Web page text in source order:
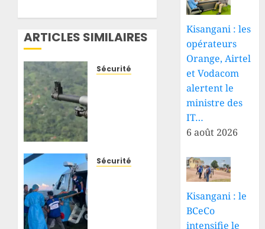
ARTICLES SIMILAIRES
Sécurité
aux
Sécurité
Kisangani : les
opérateurs
Orange, Airtel
et Vodacom
alertent le
ministre des
IT…
6 août 2026
Kisangani : le
BCeCo
intensifie le